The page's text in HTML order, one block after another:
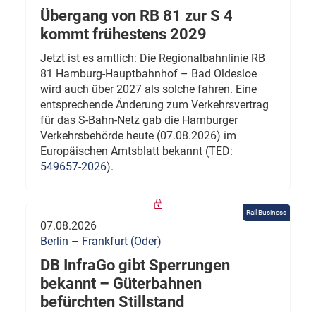
Übergang von RB 81 zur S 4
kommt frühestens 2029
Jetzt ist es amtlich: Die Regionalbahnlinie RB
81 Hamburg-Hauptbahnhof – Bad Oldesloe
wird auch über 2027 als solche fahren. Eine
entsprechende Änderung zum Verkehrsvertrag
für das S-Bahn-Netz gab die Hamburger
Verkehrsbehörde heute (07.08.2026) im
Europäischen Amtsblatt bekannt (TED:
549657-2026).
Rail Business
07.08.2026
Berlin – Frankfurt (Oder)
DB InfraGo gibt Sperrungen
bekannt – Güterbahnen
befürchten Stillstand